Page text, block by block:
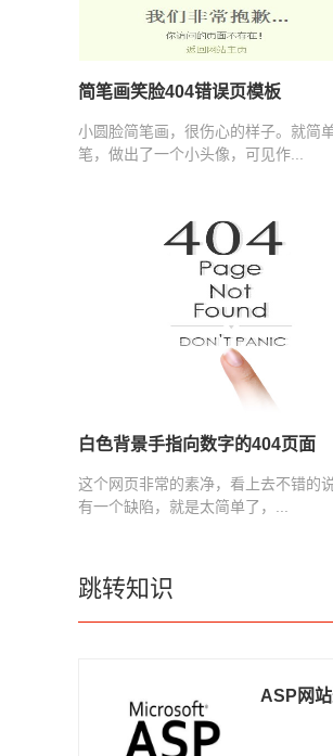
简笔画笑脸404错误页模板
小圆脸简笔画，很伤心的样子。就简
笔，做出了一个小头像，可见作...
白色背景手指向数字的404页面
这个网页非常的素净，看上去不错的
有一个缺陷，就是太简单了，...
跳转知识
ASP网